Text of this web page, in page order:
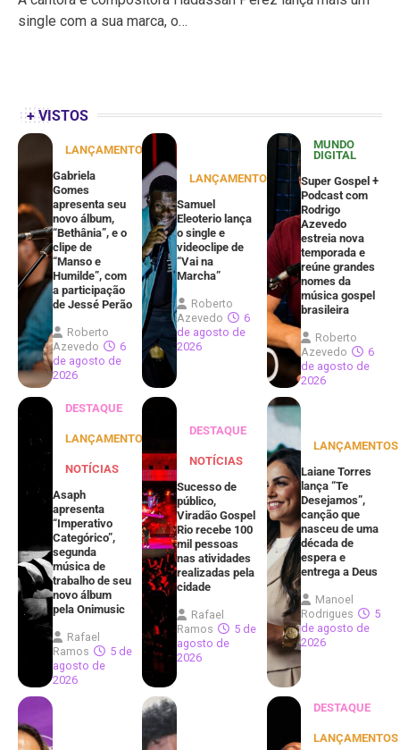
single com a sua marca, o…
+ VISTOS
LANÇAMENTOS
Gabriela
Gomes
apresenta seu
novo álbum,
“Bethânia”, e o
clipe de
“Manso e
Humilde”, com
a participação
de Jessé Perão
Roberto
Azevedo
6
de agosto de
2026
LANÇAMENTOS
Samuel
Eleoterio lança
o single e
videoclipe de
“Vai na
Marcha”
Roberto
Azevedo
6
de agosto de
2026
MUNDO
DIGITAL
Super Gospel +
Podcast com
Rodrigo
Azevedo
estreia nova
temporada e
reúne grandes
nomes da
música gospel
brasileira
Roberto
Azevedo
6
de agosto de
2026
DESTAQUE
LANÇAMENTOS
NOTÍCIAS
Asaph
apresenta
“Imperativo
Categórico”,
segunda
música de
trabalho de seu
novo álbum
pela Onimusic
Rafael
Ramos
5 de
agosto de
2026
DESTAQUE
NOTÍCIAS
Sucesso de
público,
Viradão Gospel
Rio recebe 100
mil pessoas
nas atividades
realizadas pela
cidade
Rafael
Ramos
5 de
agosto de
2026
LANÇAMENTOS
Laiane Torres
lança “Te
Desejamos”,
canção que
nasceu de uma
década de
espera e
entrega a Deus
Manoel
Rodrigues
5
de agosto de
2026
DESTAQUE
LANÇAMENTOS